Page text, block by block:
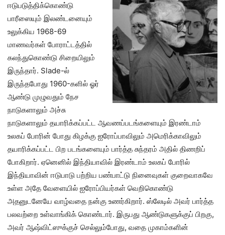
ஈடுபடுத்திக்கொண்டு
பாரீஸையும் இலண்டனையும்
உலுக்கிய 1968-69
மாணவர்கள் போராட்டத்தில்
கலந்துகொண்டு சிறையிலும்
இருந்தார். Slade-ல்
இருந்தபோது 1960-களில் ஓர்
ஆண்டு முழுவதும் நேச
நாடுகளாலும் அச்சு
நாடுகளாலும் தயாரிக்கப்பட்ட ஆவணப்படங்களையும் இரண்டாம்
உலகப் போரின் போது கிழக்கு ஐரோப்பாவிலும் அமெரிக்காவிலும்
தயாரிக்கப்பட்ட பிற படங்களையும் பார்த்த சுந்தரம் அதில் திணறிப்
போகிறார். ஏனெனில் இந்தியாவில் இரண்டாம் உலகப் போரில்
இந்தியாவின் ஈடுபாடு பற்றிய பண்பாட்டு நினைவுகள் குறைவாகவே
உள்ள அதே வேளையில் ஐரோப்பியர்கள் வெறிகொண்டு
அதனுடனேயே வாழ்வதை நன்கு உணர்கிறார். ஸ்லேடில் அவர் பார்த்த
பலவற்றை உள்வாங்கிக் கொண்டார். இருபது ஆண்டுகளுக்குப் பிறகு,
அவர் ஆஷ்விட்ஸுக்குச் செல்லும்போது, வதை முகாம்களின்